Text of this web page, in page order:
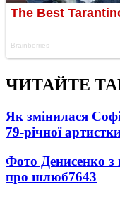
ЧИТАЙТЕ
Як змінилася
79-річної
Фото Денисенко
про шлюб7643